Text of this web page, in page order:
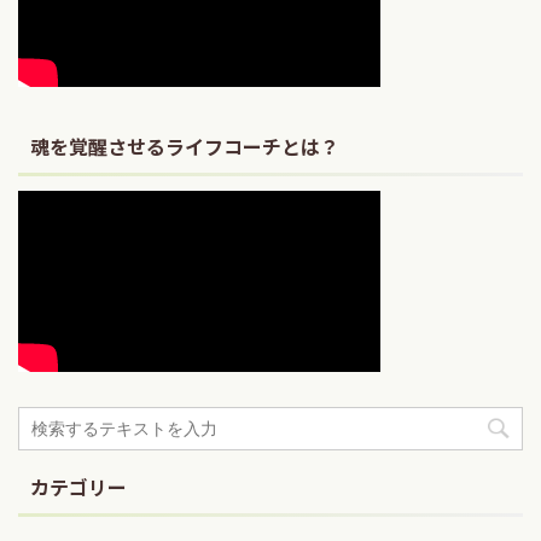
魂を覚醒させるライフコーチとは？
カテゴリー